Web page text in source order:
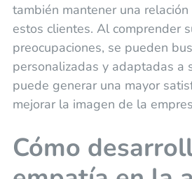
también mantener una
estos clientes. Al comprender
preocupaciones, se pueden
personalizadas y adaptadas a
puede generar una mayor
mejorar la imagen de la
Cómo